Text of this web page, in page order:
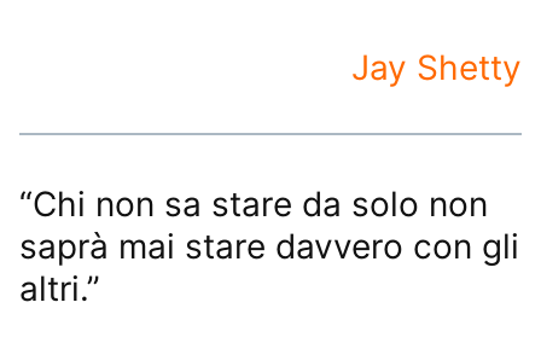
Jay Shetty
“Chi non sa stare da solo non
saprà mai stare davvero con gli
altri.”